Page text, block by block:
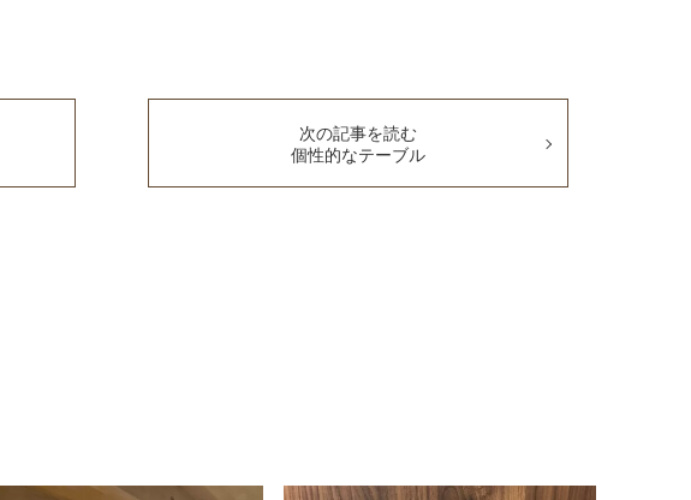
次の記事を読む
個性的なテーブル